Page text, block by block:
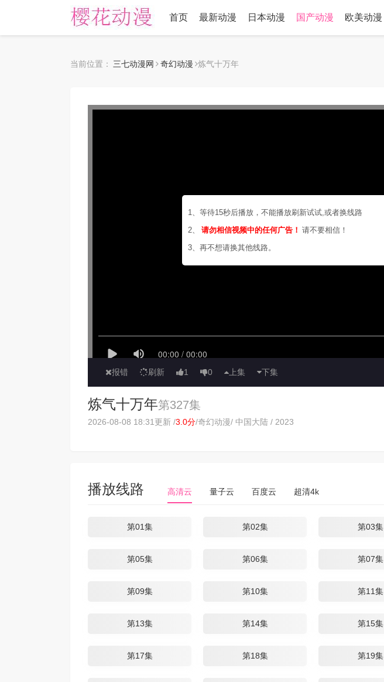
首页 最新动漫 日本动漫 国产动漫 欧美动漫
当前位置： 三七动漫网 奇幻动漫 炼气十万年
报错 刷新 1 0 上集 下集
1、等待15秒后播放，不能播放刷新试试,或者换线路
2、
请勿相信视频中的任何广告！ 请不要相信！
3、再不想请换其他线路。
炼气十万年第327集
2026-08-08 18:31更新 /3.0分/奇幻动漫/ 中国大陆 / 2023
播放线路 高清云 量子云 百度云 超清4k
第01集 第02集 第03集
第05集 第06集 第07集
第09集 第10集 第11集
第13集 第14集 第15集
第17集 第18集 第19集